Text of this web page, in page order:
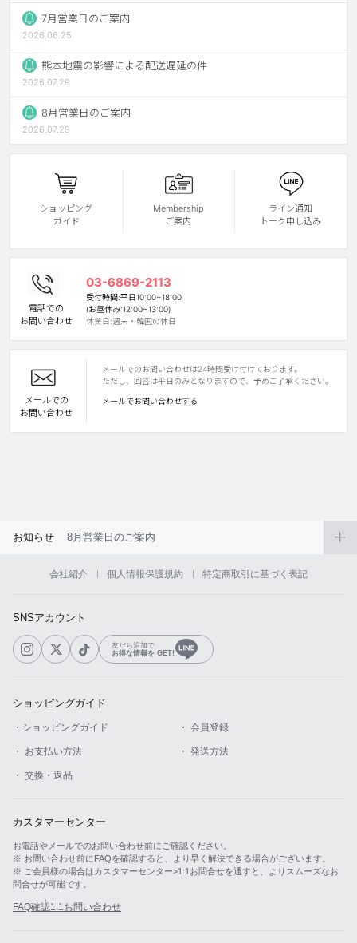
透明
ハロウィンカラコン
ケア用品
レビュー
EYEしてる
総合掲示板
カスタマーサービス
ショッピングガイド
INSTAGRAM TWITTER LINE FACEBOOK
7月営業日のご案内
2026.06.25
熊本地震の影響による配送遅延の件
2026.07.29
8月営業日のご案内
2026.07.29
ショッピング
ガイド
Membership
ご案内
ライン通知
トーク申し込み
電話での
お問い合わせ
03-6869-2113
受付時間:平日10:00~18:00
(お昼休み:12:00~13:00)
休業日:週末・韓国の休日
メールでの
お問い合わせ
メールでのお問い合わせは24時間受け付けております。
ただし、回答は平日のみとなりますので、予めご了承ください。
メールでお問い合わせする
お知らせ 8月営業日のご案内
会社紹介 個人情報保護規約 特定商取引に基づく表記
SNSアカウント
友だち追加で
お得な情報を GET!
ショッピングガイド
・ショッピングガイド ・ 会員登録
・ お支払い方法 ・ 発送方法
・ 交換・返品
カスタマーセンター
お電話やメールでのお問い合わせ前にご確認ください。
※ お問い合わせ前にFAQを確認すると、より早く解決できる場合がございます。
※ ご会員様の場合はカスタマーセンター>1:1お問合せを通すと、よりスムーズなお
問合せが可能です。
FAQ確認1:1お問い合わせ